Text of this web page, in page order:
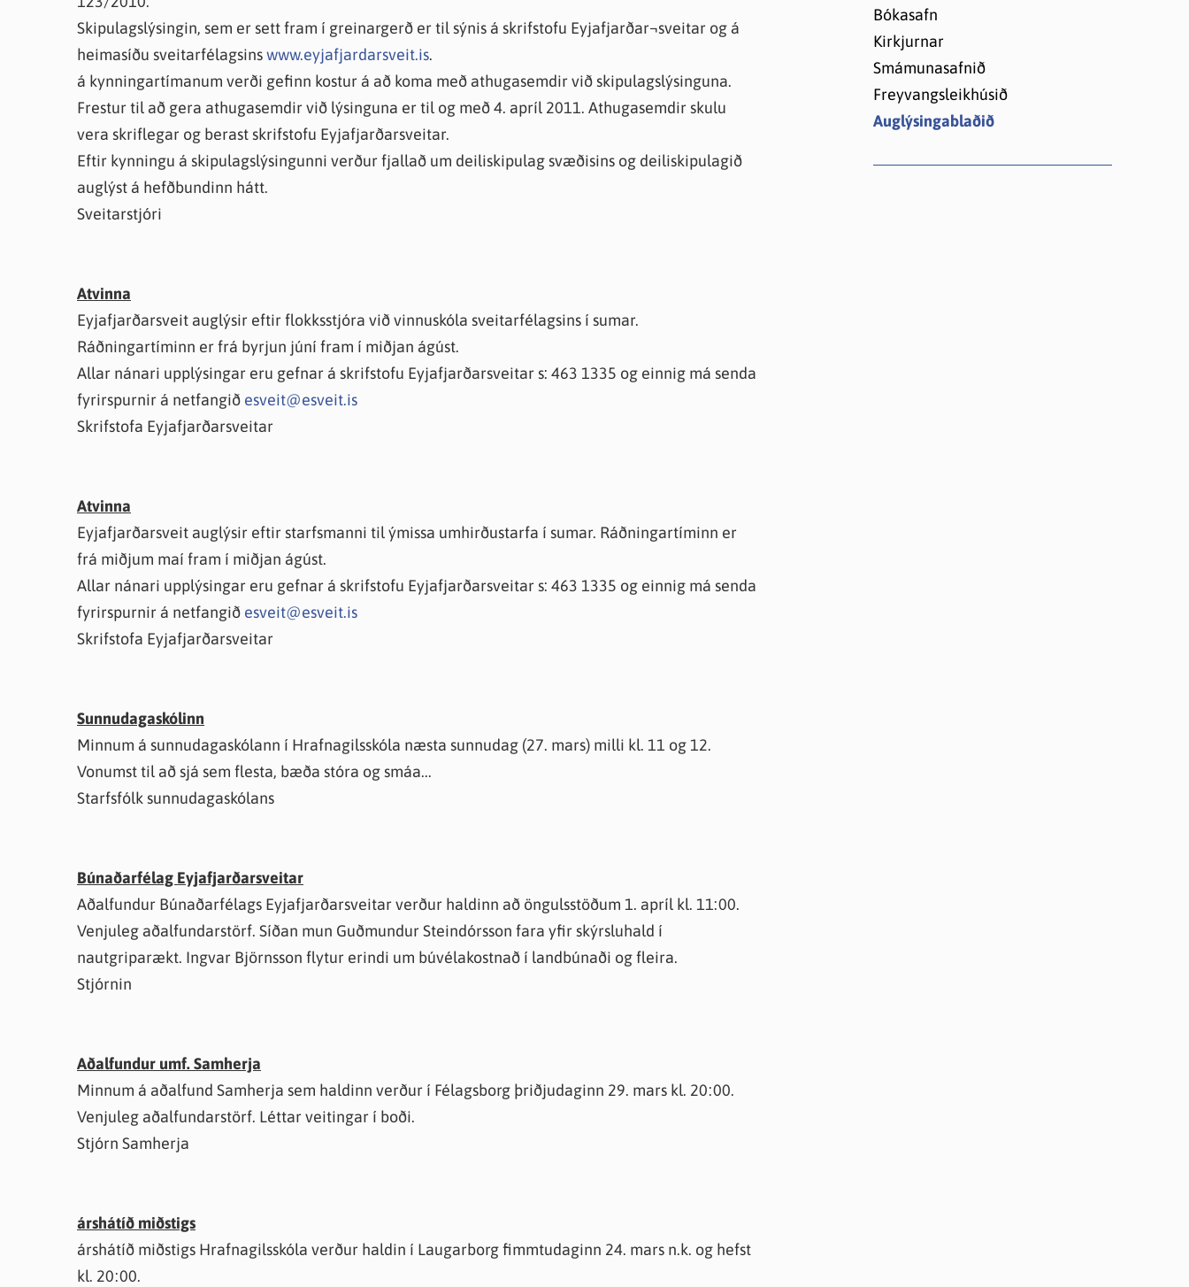
Annað útgefið efni
Lóðir í Hrafnagilshverfi
Farsæld barna
Íþrótta- og tómstundastyrkur
Skipulagslýsingin, sem er sett fram í greinargerð er til sýnis á skrifstofu Eyjafjarðar¬sveitar og á
heimasíðu sveitarfélagsinswww.eyjafjardarsveit.is.
á kynningartímanum verði gefinn kostur á að koma með athugasemdir við skipulagslýsinguna.
Frestur til að gera athugasemdir við lýsinguna er til og með 4. apríl 2011. Athugasemdir skulu
vera skriflegar og berast skrifstofu Eyjafjarðarsveitar.
Eftir kynningu á skipulagslýsingunni verður fjallað um deiliskipulag svæðisins og deiliskipulagið
auglýst á hefðbundinn hátt.
Sveitarstjóri
Atvinna
Eyjafjarðarsveit auglýsir eftir flokksstjóra við vinnuskóla sveitarfélagsins í sumar.
Ráðningartíminn er frá byrjun júní fram í miðjan ágúst.
Allar nánari upplýsingar eru gefnar á skrifstofu Eyjafjarðarsveitar s: 463 1335 og einnig má senda
fyrirspurnir á netfangið esveit@esveit.is
Skrifstofa Eyjafjarðarsveitar
Atvinna
Eyjafjarðarsveit auglýsir eftir starfsmanni til ýmissa umhirðustarfa í sumar. Ráðningartíminn er
frá miðjum maí fram í miðjan ágúst.
Allar nánari upplýsingar eru gefnar á skrifstofu Eyjafjarðarsveitar s: 463 1335 og einnig má senda
fyrirspurnir á netfangið esveit@esveit.is
Skrifstofa Eyjafjarðarsveitar
Sunnudagaskólinn
Minnum á sunnudagaskólann í Hrafnagilsskóla næsta sunnudag (27. mars) milli kl. 11 og 12.
Vonumst til að sjá sem flesta, bæða stóra og smáa...
Starfsfólk sunnudagaskólans
Búnaðarfélag Eyjafjarðarsveitar
Aðalfundur Búnaðarfélags Eyjafjarðarsveitar verður haldinn að öngulsstöðum 1. apríl kl. 11:00.
Venjuleg aðalfundarstörf. Síðan mun Guðmundur Steindórsson fara yfir skýrsluhald í
nautgriparækt. Ingvar Björnsson flytur erindi um búvélakostnað í landbúnaði og fleira.
Stjórnin
Aðalfundur umf. Samherja
Minnum á aðalfund Samherja sem haldinn verður í Félagsborg þriðjudaginn 29. mars kl. 20:00.
Venjuleg aðalfundarstörf. Léttar veitingar í boði.
Stjórn Samherja
árshátíð miðstigs
árshátíð miðstigs Hrafnagilsskóla verður haldin í Laugarborg fimmtudaginn 24. mars n.k. og hefst
kl. 20:00.
Bókasafn
Kirkjurnar
Smámunasafnið
Freyvangsleikhúsið
Auglýsingablaðið